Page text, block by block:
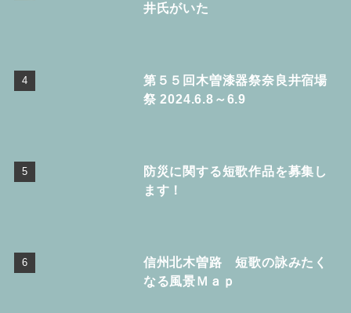
井氏がいた
第５５回木曽漆器祭奈良井宿場
祭 2024.6.8～6.9
防災に関する短歌作品を募集し
ます！
信州北木曽路 短歌の詠みたく
なる風景Ｍａｐ